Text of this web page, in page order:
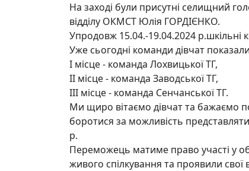
На заході були присутні селищний
відділу ОКМСТ Юлія ГОРДІЄНКО.
Упродовж 15.04.-19.04.2024 р.шкільні
Уже сьогодні команди дівчат
І місце - команда Лохвицької ТГ,
ІІ місце - команда Заводської ТГ,
ІІІ місце - команда Сенчанської ТГ.
Ми щиро вітаємо дівчат та бажаємо
боротися за можливість
р.
Переможець матиме право участі у
живого спілкування та проявили свої